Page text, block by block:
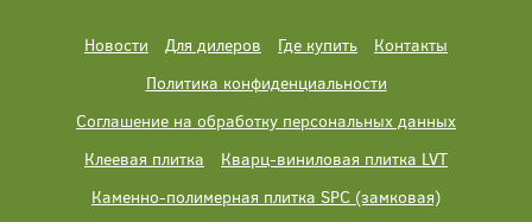
Новости Для дилеров Где купить
Контакты
Политика конфиденциальности
Соглашение на обработку персональных данных
Клеевая плитка
Кварц-виниловая плитка LVT
Каменно-полимерная плитка SPC (замковая)